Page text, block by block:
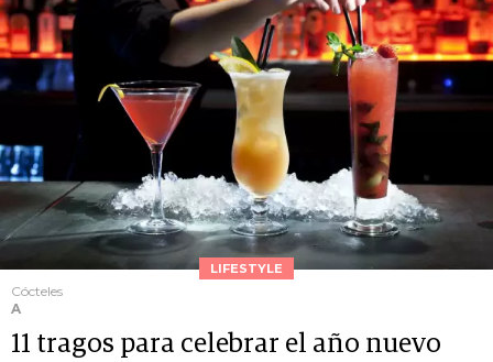
LIFESTYLE
Cócteles
A
11 tragos para celebrar el año nuevo